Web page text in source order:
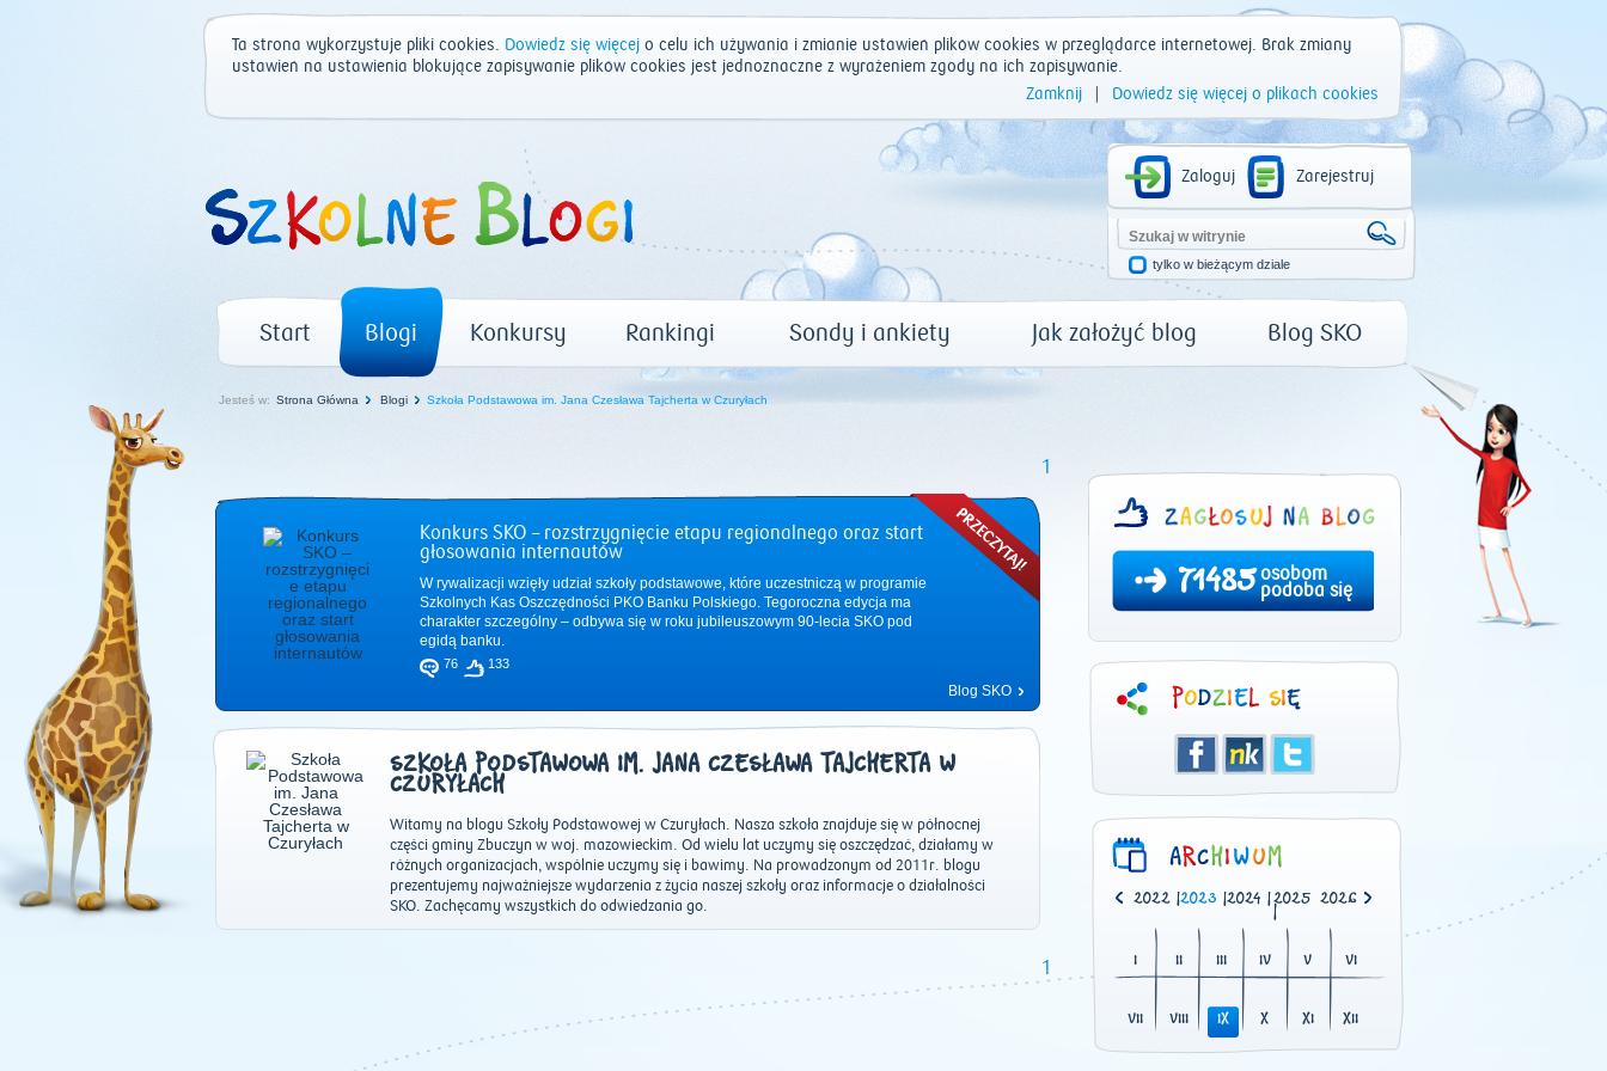
Ta strona wykorzystuje pliki cookies. Dowiedz się więcejo celu ich używania i zmianie ustawień plików cookies w przeglądarce internetowej. Brak zmiany
ustawień na ustawienia blokujące zapisywanie plików cookies jest jednoznaczne z wyrażeniem zgody na ich zapisywanie.
Zamknij
Dowiedz się więcej o plikach cookies
Zaloguj Zarejestruj
tylko w bieżącym dziale
Start Blogi Konkursy Rankingi Sondy i ankiety Jak założyć blog Blog SKO
Jesteś w: Strona Główna Blogi Szkoła Podstawowa im. Jana Czesława Tajcherta w Czuryłach
1
Konkurs SKO – rozstrzygnięcie etapu regionalnego oraz start
głosowania internautów
W rywalizacji wzięły udział szkoły podstawowe, które uczestniczą w programie
Szkolnych Kas Oszczędności PKO Banku Polskiego. Tegoroczna edycja ma
charakter szczególny – odbywa się w roku jubileuszowym 90-lecia SKO pod
egidą banku.
76 133
Blog SKO
SZKOŁA PODSTAWOWA IM. JANA CZESŁAWA TAJCHERTA W
CZURYŁACH
Witamy na blogu Szkoły Podstawowej w Czuryłach. Nasza szkoła znajduje się w północnej
części gminy Zbuczyn w woj. mazowieckim. Od wielu lat uczymy się oszczędzać, działamy w
różnych organizacjach, wspólnie uczymy się i bawimy. Na prowadzonym od 2011r. blogu
prezentujemy najważniejsze wydarzenia z życia naszej szkoły oraz informacje o działalności
SKO. Zachęcamy wszystkich do odwiedzania go.
1
71485osobom
podoba się
2011| 2012| 2013 2014 2016 2021| 2022|2023 |2024 |2025
|
2026
I II III IV V VI
VII VIII IX X XI XII